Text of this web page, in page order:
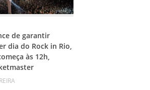
de garantir
dia do Rock in Rio,
às 12h,